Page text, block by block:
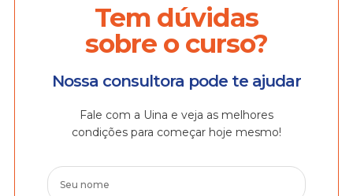
Tem dúvidas
sobre o curso?
Nossa consultora pode te ajudar
Fale com a Uina e veja as melhores
condições para começar hoje mesmo!